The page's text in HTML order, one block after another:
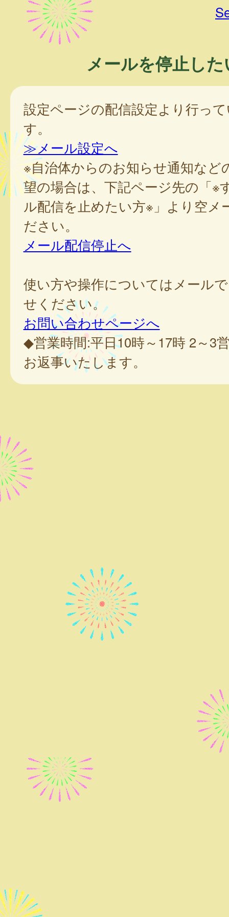
メールを停止した
設定ページの配信設定より行っ
す。
≫メール設定へ
※自治体からのお知らせ通知など
望の場合は、下記ページ先の「※
ル配信を止めたい方※」より空メ
ださい。
メール配信停止へ
使い方や操作についてはメール
せください。
お問い合わせページへ
◆営業時間:平日10時～17時 2～3
お返事いたします。